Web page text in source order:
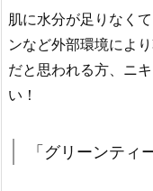
介
2.
1.
ン
肌に水分が足りなく
ンなど外部環境によ
だと思われる方、ニ
い！
「グリーンティ